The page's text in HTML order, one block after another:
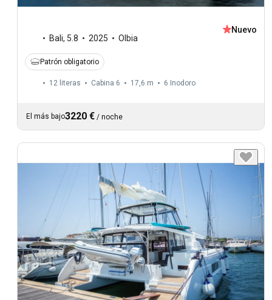
Bali, 5.8 2025 Olbia
Nuevo
Patrón obligatorio
12 literas Cabina 6 17,6 m 6 Inodoro
El más bajo3220 € / noche